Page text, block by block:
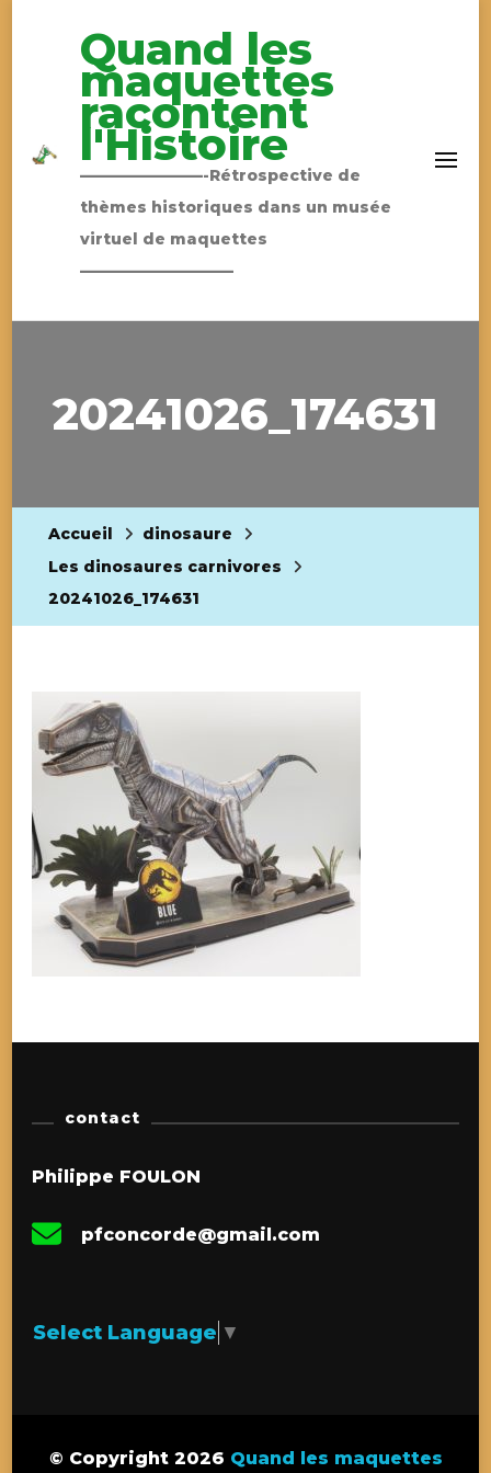
Quand les
maquettes
racontent
l'Histoire
————————-Rétrospective de
thèmes historiques dans un musée
virtuel de maquettes
——————————
20241026_174631
Accueil
dinosaure
Les dinosaures carnivores
20241026_174631
contact
Philippe FOULON
pfconcorde@gmail.com
Select Language ▼
© Copyright 2026 Quand les maquettes